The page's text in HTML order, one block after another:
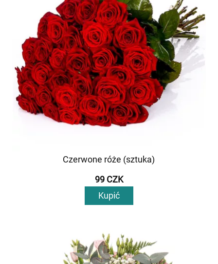
Czerwone róże (sztuka)
99 CZK
Kupić